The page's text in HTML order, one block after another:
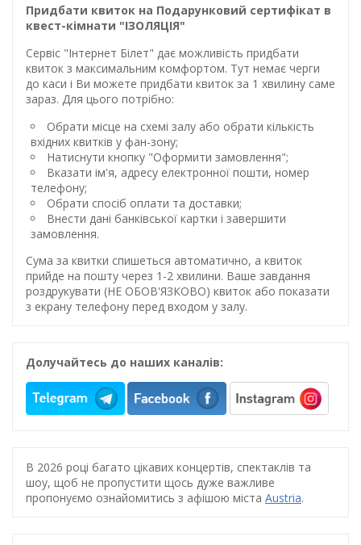
Придбати квиток на Подарунковий сертифікат в
квест-кімнати "ІЗОЛЯЦІЯ"
Сервіс "Інтернет Білет" дає можливість придбати
квиток з максимальним комфортом. Тут немає черги
до каси і Ви можете придбати квиток за 1 хвилину саме
зараз. Для цього потрібно:
Обрати місце на схемі залу або обрати кількість
вхідних квитків у фан-зону;
Натиснути кнопку "Оформити замовлення";
Вказати ім'я, адресу електронної пошти, номер
телефону;
Обрати спосіб оплати та доставки;
Внести дані банківської картки і завершити
замовлення.
Сума за квитки спишеться автоматично, а квиток
прийде на пошту через 1-2 хвилини. Ваше завдання
роздрукувати (НЕ ОБОВ'ЯЗКОВО) квиток або показати
з екрану телефону перед входом у залу.
Долучайтесь до наших каналів:
В 2026 році багато цікавих концертів, спектаклів та
шоу, щоб не пропустити щось дуже важливе
пропонуємо ознайомитись з афішою міста Austria.